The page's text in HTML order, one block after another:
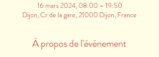
16 mars 2024, 08:00 – 19:50
Dijon, Cr de la gare, 21000 Dijon, France
À propos de l'événement